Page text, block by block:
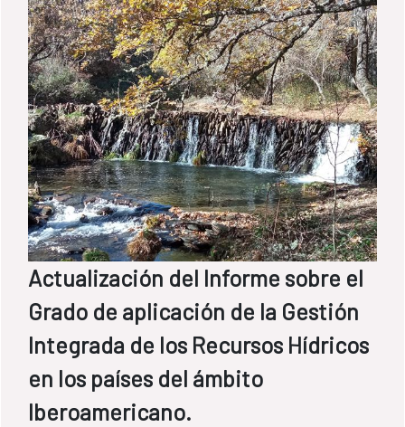
Actualización del Informe sobre el
Grado de aplicación de la Gestión
Integrada de los Recursos Hídricos
en los países del ámbito
Iberoamericano.